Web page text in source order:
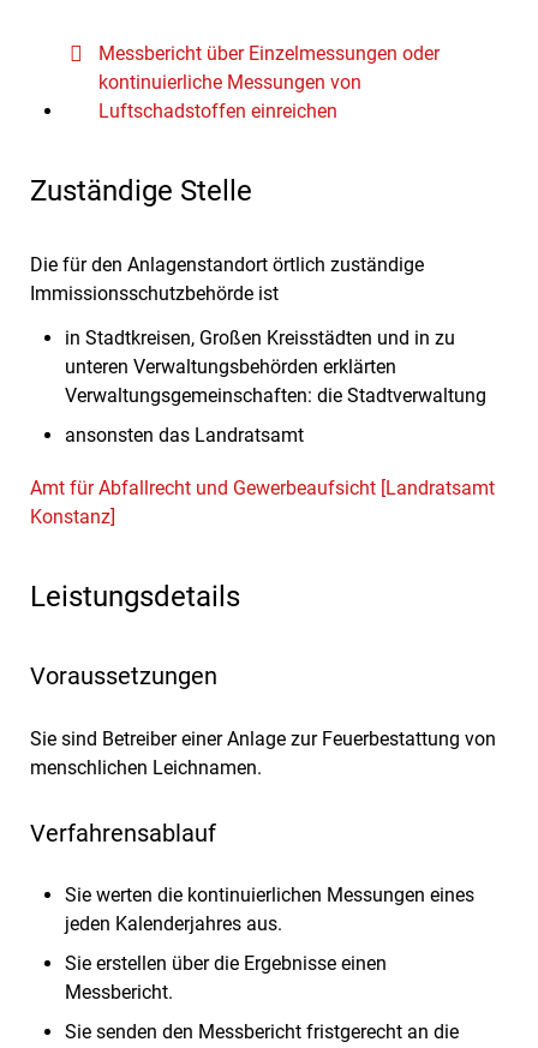
Messbericht über Einzelmessungen oder
kontinuierliche Messungen von
Luftschadstoffen einreichen
Zuständige Stelle
Die für den Anlagenstandort örtlich zuständige
Immissionsschutzbehörde ist
in Stadtkreisen, Großen Kreisstädten und in zu
unteren Verwaltungsbehörden erklärten
Verwaltungsgemeinschaften: die Stadtverwaltung
ansonsten das Landratsamt
Amt für Abfallrecht und Gewerbeaufsicht [Landratsamt
Konstanz]
Leistungsdetails
Voraussetzungen
Sie sind Betreiber einer Anlage zur Feuerbestattung von
menschlichen Leichnamen.
Verfahrensablauf
Sie werten die kontinuierlichen Messungen eines
jeden Kalenderjahres aus.
Sie erstellen über die Ergebnisse einen
Messbericht.
Sie senden den Messbericht fristgerecht an die